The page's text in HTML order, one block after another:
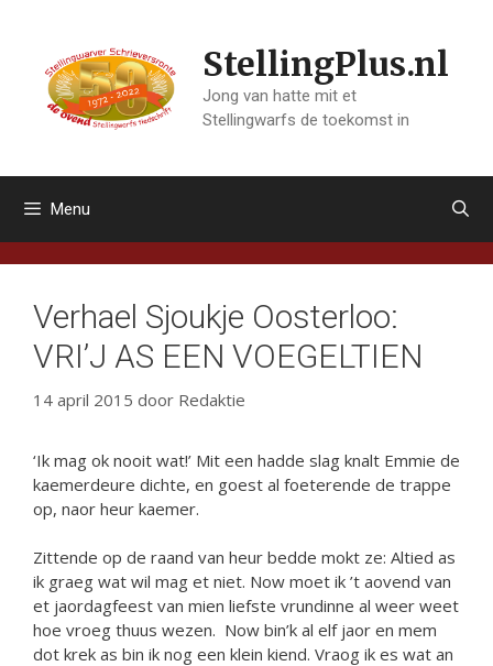
inhoud
StellingPlus.nl
Jong van hatte mit et
Stellingwarfs de toekomst in
Menu
Verhael Sjoukje Oosterloo:
VRI’J AS EEN VOEGELTIEN
14 april 2015 door Redaktie
‘Ik mag ok nooit wat!’ Mit een hadde slag knalt Emmie de
kaemerdeure dichte, en goest al foeterende de trappe
op, naor heur kaemer.
Zittende op de raand van heur bedde mokt ze: Altied as
ik graeg wat wil mag et niet. Now moet ik ’t aovend van
et jaordagfeest van mien liefste vrundinne al weer weet
hoe vroeg thuus wezen. Now bin’k al elf jaor en mem
dot krek as bin ik nog een klein kiend. Vraog ik es wat an